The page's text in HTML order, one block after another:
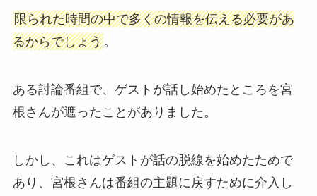
限られた時間の中で多くの情報を伝える必要があ
るからでしょう。
ある討論番組で、ゲストが話し始めたところを宮
根さんが遮ったことがありました。
しかし、これはゲストが話の脱線を始めたためで
あり、宮根さんは番組の主題に戻すために介入し